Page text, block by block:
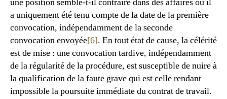
a uniquement été tenu compte de la date de la première
convocation, indépendamment de la seconde
convocation envoyée[6]. En tout état de cause, la célérité
est de mise : une convocation tardive, indépendamment
de la régularité de la procédure, est susceptible de nuire à
la qualification de la faute grave qui est celle rendant
impossible la poursuite immédiate du contrat de travail.